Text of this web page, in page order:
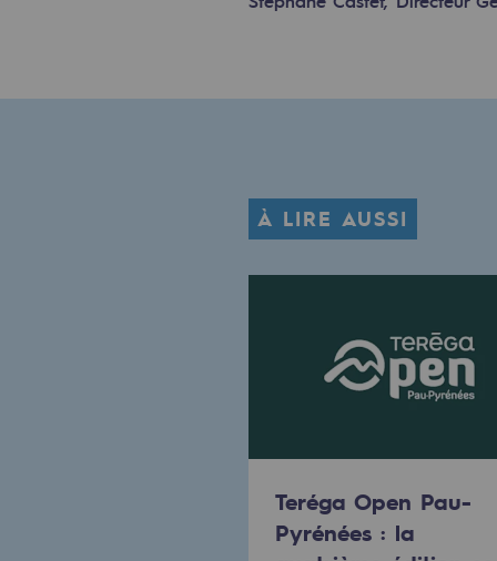
Le Labo
Acteur engagé
Responsabilité environnementale
Responsabilité
BE POSITIF, le programme de
Décarbonation : une priorité
Limitation des émissions
À LIRE AUSSI
Teréga Open Pau-
Pyrénées : la